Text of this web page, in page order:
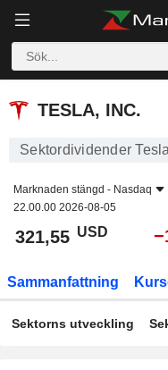
TESLA, INC.
TESLA, INC.
Sektordividender
Marknaden stängd - Nasdaq
22.00.00 2026-08-05
321,55 USD
Sammanfattning
Sektorns utveckling